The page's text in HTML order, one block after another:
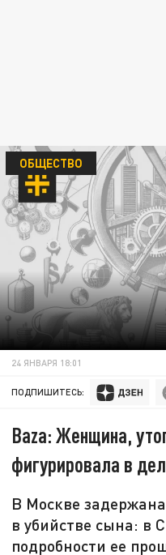
ОБЩЕСТВО
24 ЯНВАРЯ 18:01
ПОДПИШИТЕСЬ:
Baza: Женщина,
фигурировала в
В Москве
в убийстве сына: в
подробности ее